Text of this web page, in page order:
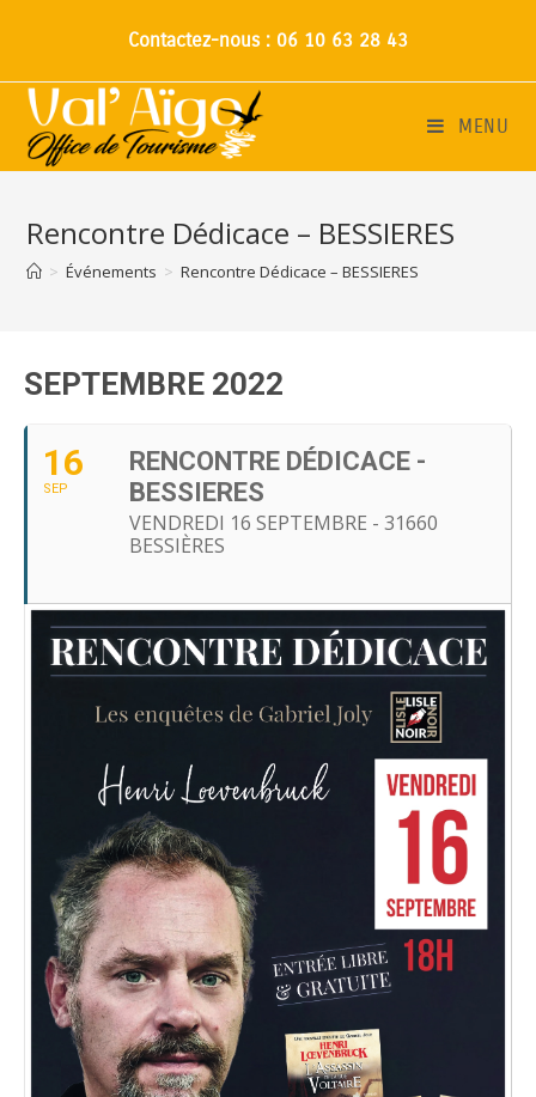
Contactez-nous : 06 10 63 28 43
MENU
Rencontre Dédicace – BESSIERES
> Événements > Rencontre Dédicace – BESSIERES
SEPTEMBRE 2022
16
SEP
RENCONTRE DÉDICACE -
BESSIERES
VENDREDI 16 SEPTEMBRE - 31660
BESSIÈRES